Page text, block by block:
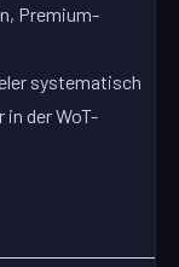
Premium-
systematisch
der WoT-